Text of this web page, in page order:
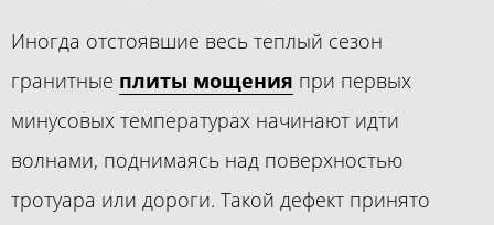
Иногда отстоявшие весь теплый сезон
гранитные плиты мощения при первых
минусовых температурах начинают идти
волнами, поднимаясь над поверхностью
тротуара или дороги. Такой дефект принято